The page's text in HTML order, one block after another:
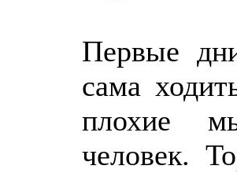
Первые
сама
плохие
человек.